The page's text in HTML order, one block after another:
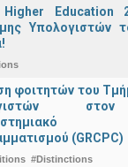
Higher Education
Υπολογιστών
φοιτητών του
στον
(GRCPC)
#Distinctions